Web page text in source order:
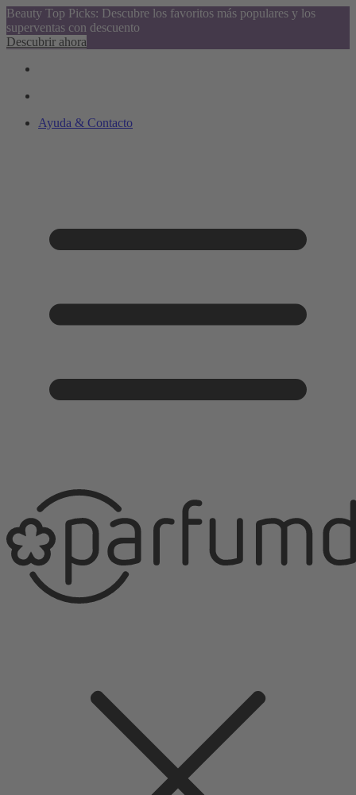
Beauty Top Picks: Descubre los favoritos más populares y los
superventas con descuento
Descubrir ahora
Ayuda & Contacto